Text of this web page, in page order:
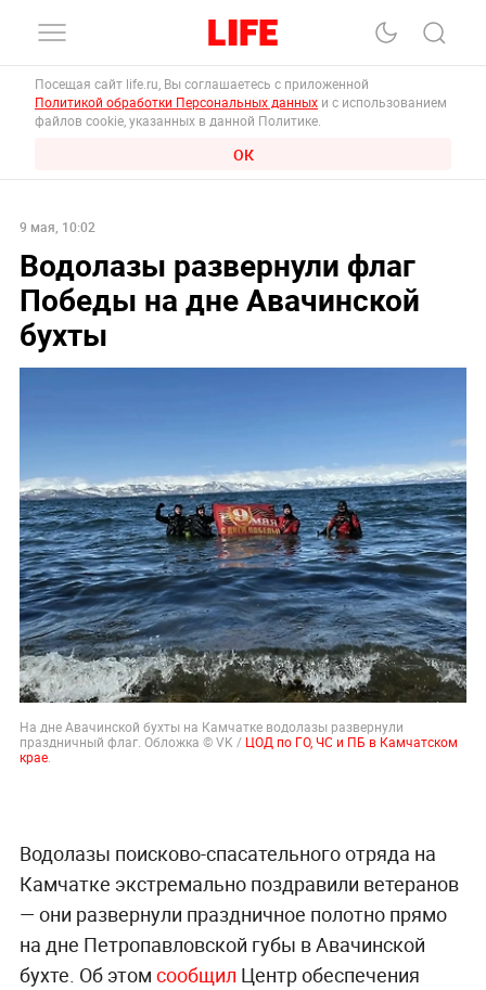
Посещая сайт life.ru, Вы соглашаетесь с приложенной
Политикой обработки Персональных данных и с использованием
файлов cookie, указанных в данной Политике.
ОК
9 мая, 10:02
Водолазы развернули флаг
Победы на дне Авачинской
бухты
На дне Авачинской бухты на Камчатке водолазы развернули
праздничный флаг. Обложка © VK / ЦОД по ГО, ЧС и ПБ в Камчатском
крае.
Водолазы поисково-спасательного отряда на
Камчатке экстремально поздравили ветеранов
— они развернули праздничное полотно прямо
на дне Петропавловской губы в Авачинской
бухте. Об этом сообщил Центр обеспечения